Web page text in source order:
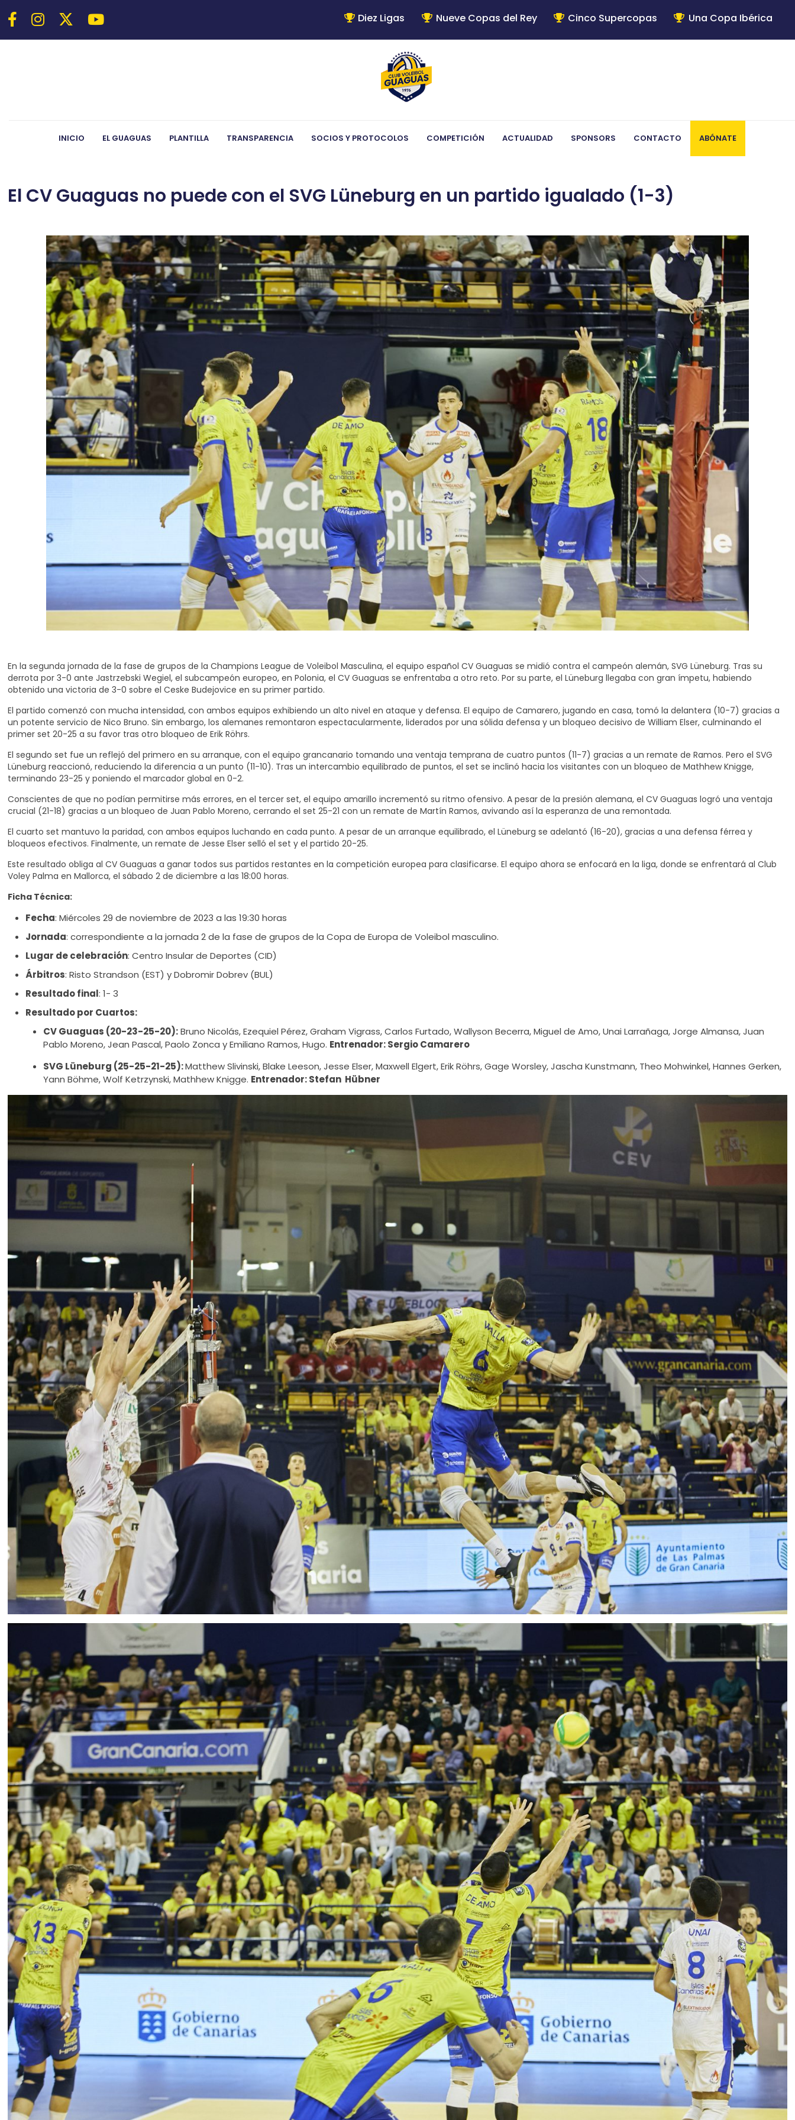
Diez Ligas Nueve Copas del Rey Cinco Supercopas Una Copa Ibérica
INICIO EL GUAGUAS PLANTILLA TRANSPARENCIA SOCIOS Y PROTOCOLOS COMPETICIÓN ACTUALIDAD SPONSORS CONTACTO ABÓNATE
El CV Guaguas no puede con el SVG Lüneburg en un partido igualado (1-3)
En la segunda jornada de la fase de grupos de la Champions League de Voleibol Masculina, el equipo español CV Guaguas se midió contra el campeón alemán, SVG Lüneburg. Tras su
derrota por 3-0 ante Jastrzebski Wegiel, el subcampeón europeo, en Polonia, el CV Guaguas se enfrentaba a otro reto. Por su parte, el Lüneburg llegaba con gran ímpetu, habiendo
obtenido una victoria de 3-0 sobre el Ceske Budejovice en su primer partido.
El partido comenzó con mucha intensidad, con ambos equipos exhibiendo un alto nivel en ataque y defensa. El equipo de Camarero, jugando en casa, tomó la delantera (10-7) gracias a
un potente servicio de Nico Bruno. Sin embargo, los alemanes remontaron espectacularmente, liderados por una sólida defensa y un bloqueo decisivo de William Elser, culminando el
primer set 20-25 a su favor tras otro bloqueo de Erik Röhrs.
El segundo set fue un reflejó del primero en su arranque, con el equipo grancanario tomando una ventaja temprana de cuatro puntos (11-7) gracias a un remate de Ramos. Pero el SVG
Lüneburg reaccionó, reduciendo la diferencia a un punto (11-10). Tras un intercambio equilibrado de puntos, el set se inclinó hacia los visitantes con un bloqueo de Mathhew Knigge,
terminando 23-25 y poniendo el marcador global en 0-2.
Conscientes de que no podían permitirse más errores, en el tercer set, el equipo amarillo incrementó su ritmo ofensivo. A pesar de la presión alemana, el CV Guaguas logró una ventaja
crucial (21-18) gracias a un bloqueo de Juan Pablo Moreno, cerrando el set 25-21 con un remate de Martín Ramos, avivando así la esperanza de una remontada.
El cuarto set mantuvo la paridad, con ambos equipos luchando en cada punto. A pesar de un arranque equilibrado, el Lüneburg se adelantó (16-20), gracias a una defensa férrea y
bloqueos efectivos. Finalmente, un remate de Jesse Elser selló el set y el partido 20-25.
Este resultado obliga al CV Guaguas a ganar todos sus partidos restantes en la competición europea para clasificarse. El equipo ahora se enfocará en la liga, donde se enfrentará al Club
Voley Palma en Mallorca, el sábado 2 de diciembre a las 18:00 horas.
Ficha Técnica:
Fecha: Miércoles 29 de noviembre de 2023 a las 19:30 horas
Jornada: correspondiente a la jornada 2 de la fase de grupos de la Copa de Europa de Voleibol masculino.
Lugar de celebración: Centro Insular de Deportes (CID)
Árbitros: Risto Strandson (EST) y Dobromir Dobrev (BUL)
Resultado final: 1- 3
Resultado por Cuartos:
CV Guaguas (20-23-25-20):Bruno Nicolás, Ezequiel Pérez, Graham Vigrass, Carlos Furtado, Wallyson Becerra, Miguel de Amo, Unai Larrañaga, Jorge Almansa, Juan
Pablo Moreno, Jean Pascal, Paolo Zonca y Emiliano Ramos, Hugo. Entrenador: Sergio Camarero
SVG Lüneburg (25-25-21-25):Matthew Slivinski, Blake Leeson, Jesse Elser, Maxwell Elgert, Erik Röhrs, Gage Worsley, Jascha Kunstmann, Theo Mohwinkel, Hannes Gerken,
Yann Böhme, Wolf Ketrzynski, Mathhew Knigge. Entrenador: Stefan Hübner